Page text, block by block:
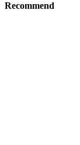
Recommend